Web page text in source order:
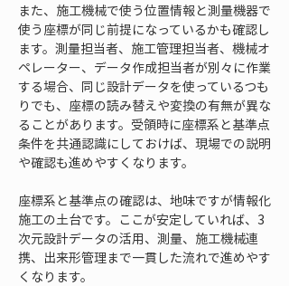
また、施工機械で使う位置情報と測量機器で
使う座標が同じ前提になっているかも確認し
ます。測量担当者、施工管理担当者、機械オ
ペレーター、データ作成担当者が別々に作業
する場合、同じ設計データを使っているつも
りでも、座標の読み替えや変換の有無が異な
ることがあります。受領時に座標系と基準点
条件を共通認識にしておけば、現場での説明
や確認も進めやすくなります。
座標系と基準点の確認は、地味ですが情報化
施工の土台です。ここが安定していれば、3
次元設計データの活用、測量、施工機械連
携、出来形管理まで一貫した流れで進めやす
くなります。